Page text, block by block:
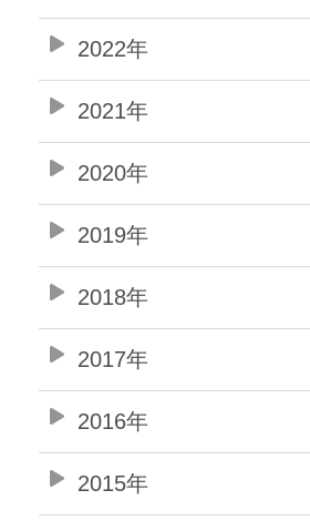
2022年
2021年
2020年
2019年
2018年
2017年
2016年
2015年